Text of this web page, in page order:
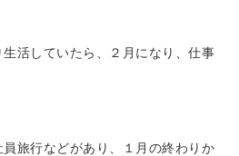
活していたら、２月になり、仕事
旅行などがあり、１月の終わりか